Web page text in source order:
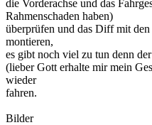
die Vorderachse und das
Rahmenschaden haben)
überprüfen und das Diff mit
montieren,
es gibt noch viel zu tun denn
(lieber Gott erhalte mir mein
wieder
fahren.
Bilder